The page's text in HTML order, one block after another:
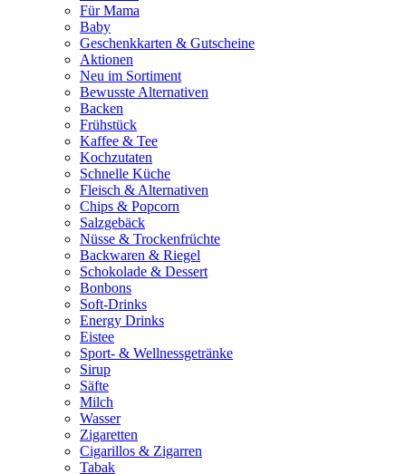
Für Mama
Baby
Geschenkkarten & Gutscheine
Aktionen
Neu im Sortiment
Bewusste Alternativen
Backen
Frühstück
Kaffee & Tee
Kochzutaten
Schnelle Küche
Fleisch & Alternativen
Chips & Popcorn
Salzgebäck
Nüsse & Trockenfrüchte
Backwaren & Riegel
Schokolade & Dessert
Bonbons
Soft-Drinks
Energy Drinks
Eistee
Sport- & Wellnessgetränke
Sirup
Säfte
Milch
Wasser
Zigaretten
Cigarillos & Zigarren
Tabak